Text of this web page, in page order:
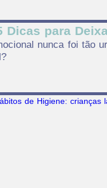
Dicas para
nunca foi tão